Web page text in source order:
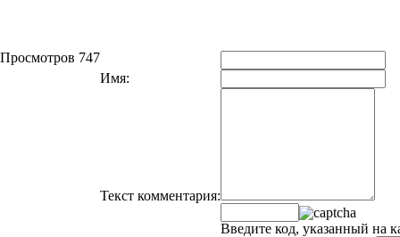
Просмотров 747
Имя:
Текст комментария:
Введите код, указанный на